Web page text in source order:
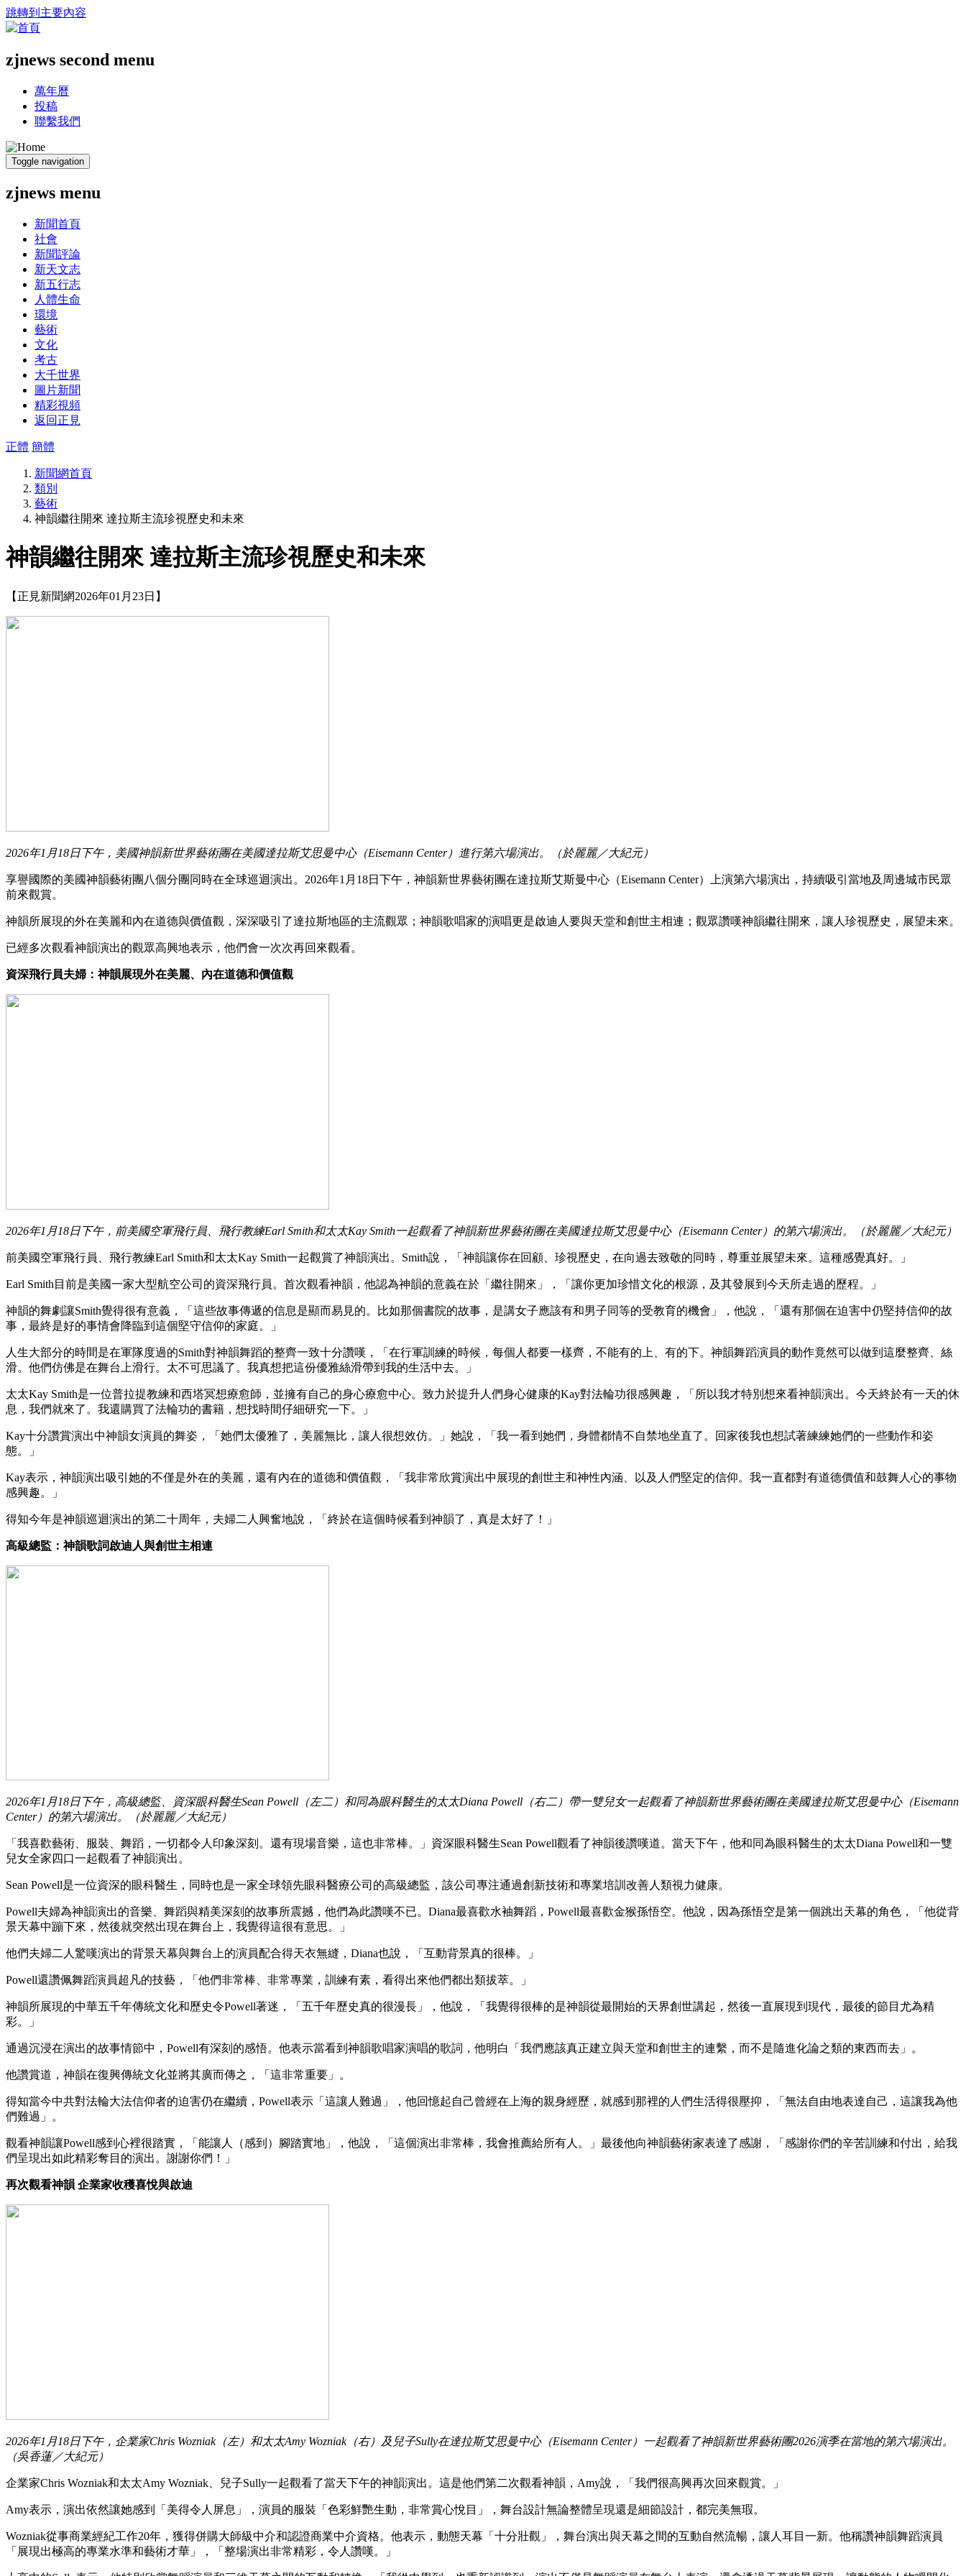
跳轉到主要內容
zjnews second menu
萬年曆
投稿
聯繫我們
Toggle navigation
zjnews menu
新聞首頁
社會
新聞評論
新天文志
新五行志
人體生命
環境
藝術
文化
考古
大千世界
圖片新聞
精彩視頻
返回正見
正體 簡體
新聞網首頁
類別
藝術
神韻繼往開來 達拉斯主流珍視歷史和未來
神韻繼往開來 達拉斯主流珍視歷史和未來
【正見新聞網2026年01月23日】
2026年1月18日下午，美國神韻新世界藝術團在美國達拉斯艾思曼中心（Eisemann Center）進行第六場演出。（於麗麗／大紀元）
享譽國際的美國神韻藝術團八個分團同時在全球巡迴演出。2026年1月18日下午，神韻新世界藝術團在達拉斯艾斯曼中心（Eisemann Center）上演第六場演出，持續吸引當地及周邊城市民眾
前來觀賞。
神韻所展現的外在美麗和內在道德與價值觀，深深吸引了達拉斯地區的主流觀眾；神韻歌唱家的演唱更是啟迪人要與天堂和創世主相連；觀眾讚嘆神韻繼往開來，讓人珍視歷史，展望未來。
已經多次觀看神韻演出的觀眾高興地表示，他們會一次次再回來觀看。
資深飛行員夫婦：神韻展現外在美麗、內在道德和價值觀
2026年1月18日下午，前美國空軍飛行員、飛行教練Earl Smith和太太Kay Smith一起觀看了神韻新世界藝術團在美國達拉斯艾思曼中心（Eisemann Center）的第六場演出。（於麗麗／大紀元）
前美國空軍飛行員、飛行教練Earl Smith和太太Kay Smith一起觀賞了神韻演出。Smith說，「神韻讓你在回顧、珍視歷史，在向過去致敬的同時，尊重並展望未來。這種感覺真好。」
Earl Smith目前是美國一家大型航空公司的資深飛行員。首次觀看神韻，他認為神韻的意義在於「繼往開來」，「讓你更加珍惜文化的根源，及其發展到今天所走過的歷程。」
神韻的舞劇讓Smith覺得很有意義，「這些故事傳遞的信息是顯而易見的。比如那個書院的故事，是講女子應該有和男子同等的受教育的機會」，他說，「還有那個在迫害中仍堅持信仰的故
事，最終是好的事情會降臨到這個堅守信仰的家庭。」
人生大部分的時間是在軍隊度過的Smith對神韻舞蹈的整齊一致十分讚嘆，「在行軍訓練的時候，每個人都要一樣齊，不能有的上、有的下。神韻舞蹈演員的動作竟然可以做到這麼整齊、絲
滑。他們仿佛是在舞台上滑行。太不可思議了。我真想把這份優雅絲滑帶到我的生活中去。」
太太Kay Smith是一位普拉提教練和西塔冥想療愈師，並擁有自己的身心療愈中心。致力於提升人們身心健康的Kay對法輪功很感興趣，「所以我才特別想來看神韻演出。今天終於有一天的休
息，我們就來了。我還購買了法輪功的書籍，想找時間仔細研究一下。」
Kay十分讚賞演出中神韻女演員的舞姿，「她們太優雅了，美麗無比，讓人很想效仿。」她說，「我一看到她們，身體都情不自禁地坐直了。回家後我也想試著練練她們的一些動作和姿
態。」
Kay表示，神韻演出吸引她的不僅是外在的美麗，還有內在的道德和價值觀，「我非常欣賞演出中展現的創世主和神性內涵、以及人們堅定的信仰。我一直都對有道德價值和鼓舞人心的事物
感興趣。」
得知今年是神韻巡迴演出的第二十周年，夫婦二人興奮地說，「終於在這個時候看到神韻了，真是太好了！」
高級總監：神韻歌詞啟迪人與創世主相連
2026年1月18日下午，高級總監、資深眼科醫生Sean Powell（左二）和同為眼科醫生的太太Diana Powell（右二）帶一雙兒女一起觀看了神韻新世界藝術團在美國達拉斯艾思曼中心（Eisemann
Center）的第六場演出。（於麗麗／大紀元）
「我喜歡藝術、服裝、舞蹈，一切都令人印象深刻。還有現場音樂，這也非常棒。」資深眼科醫生Sean Powell觀看了神韻後讚嘆道。當天下午，他和同為眼科醫生的太太Diana Powell和一雙
兒女全家四口一起觀看了神韻演出。
Sean Powell是一位資深的眼科醫生，同時也是一家全球領先眼科醫療公司的高級總監，該公司專注通過創新技術和專業培訓改善人類視力健康。
Powell夫婦為神韻演出的音樂、舞蹈與精美深刻的故事所震撼，他們為此讚嘆不已。Diana最喜歡水袖舞蹈，Powell最喜歡金猴孫悟空。他說，因為孫悟空是第一個跳出天幕的角色，「他從背
景天幕中蹦下來，然後就突然出現在舞台上，我覺得這很有意思。」
他們夫婦二人驚嘆演出的背景天幕與舞台上的演員配合得天衣無縫，Diana也說，「互動背景真的很棒。」
Powell還讚佩舞蹈演員超凡的技藝，「他們非常棒、非常專業，訓練有素，看得出來他們都出類拔萃。」
神韻所展現的中華五千年傳統文化和歷史令Powell著迷，「五千年歷史真的很漫長」，他說，「我覺得很棒的是神韻從最開始的天界創世講起，然後一直展現到現代，最後的節目尤為精
彩。」
通過沉浸在演出的故事情節中，Powell有深刻的感悟。他表示當看到神韻歌唱家演唱的歌詞，他明白「我們應該真正建立與天堂和創世主的連繫，而不是隨進化論之類的東西而去」。
他讚賞道，神韻在復興傳統文化並將其廣而傳之，「這非常重要」。
得知當今中共對法輪大法信仰者的迫害仍在繼續，Powell表示「這讓人難過」，他回憶起自己曾經在上海的親身經歷，就感到那裡的人們生活得很壓抑，「無法自由地表達自己，這讓我為他
們難過」。
觀看神韻讓Powell感到心裡很踏實，「能讓人（感到）腳踏實地」，他說，「這個演出非常棒，我會推薦給所有人。」最後他向神韻藝術家表達了感謝，「感謝你們的辛苦訓練和付出，給我
們呈現出如此精彩奪目的演出。謝謝你們！」
再次觀看神韻 企業家收穫喜悅與啟迪
2026年1月18日下午，企業家Chris Wozniak（左）和太太Amy Wozniak（右）及兒子Sully在達拉斯艾思曼中心（Eisemann Center）一起觀看了神韻新世界藝術團2026演季在當地的第六場演出。
（吳香蓮／大紀元）
企業家Chris Wozniak和太太Amy Wozniak、兒子Sully一起觀看了當天下午的神韻演出。這是他們第二次觀看神韻，Amy說，「我們很高興再次回來觀賞。」
Amy表示，演出依然讓她感到「美得令人屏息」，演員的服裝「色彩鮮艷生動，非常賞心悅目」，舞台設計無論整體呈現還是細節設計，都完美無瑕。
Wozniak從事商業經紀工作20年，獲得併購大師級中介和認證商業中介資格。他表示，動態天幕「十分壯觀」，舞台演出與天幕之間的互動自然流暢，讓人耳目一新。他稱讚神韻舞蹈演員
「展現出極高的專業水準和藝術才華」，「整場演出非常精彩，令人讚嘆。」